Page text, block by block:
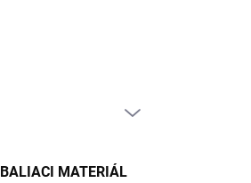
BALIACI MATERIÁL